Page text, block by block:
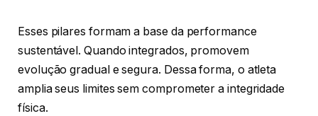
Esses pilares formam a base da performance
sustentável. Quando integrados, promovem
evolução gradual e segura. Dessa forma, o atleta
amplia seus limites sem comprometer a integridade
física.